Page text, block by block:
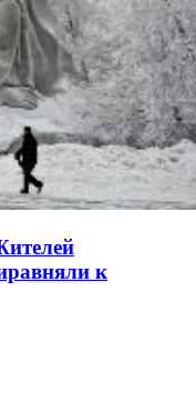
к